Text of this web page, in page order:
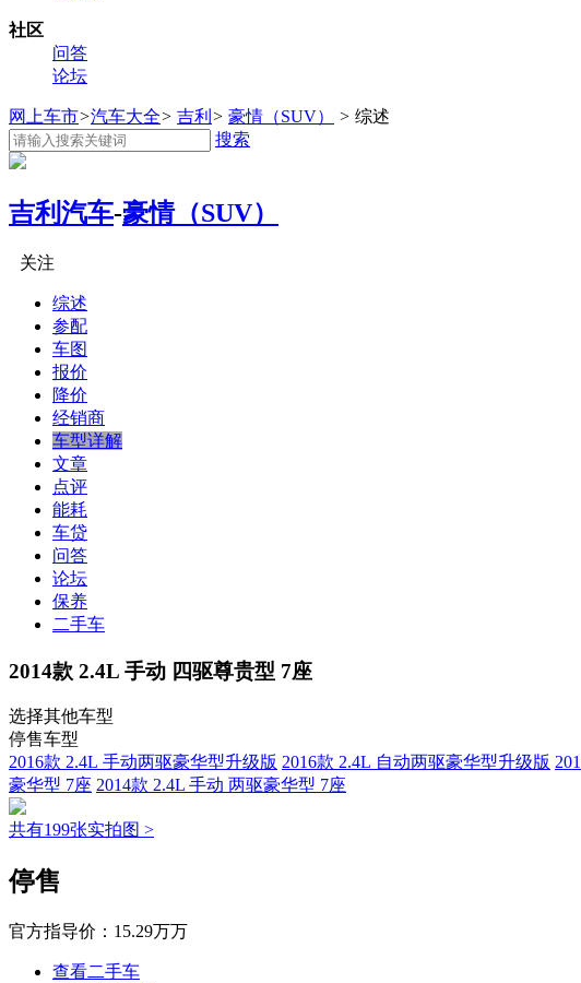
社区
问答
论坛
网上车市>汽车大全> 吉利 > 豪情（SUV） > 综述
搜索
吉利汽车-豪情（SUV）
关注
综述
参配
车图
报价
降价
经销商
车型详解
文章
点评
能耗
车贷
问答
论坛
保养
二手车
2014款 2.4L 手动 四驱尊贵型 7座
选择其他车型
停售车型
2016款 2.4L 手动两驱豪华型升级版 2016款 2.4L 自动两驱豪华型升级版
豪华型 7座 2014款 2.4L 手动 两驱豪华型 7座
共有199张实拍图 >
停售
官方指导价： 15.29万万
查看二手车